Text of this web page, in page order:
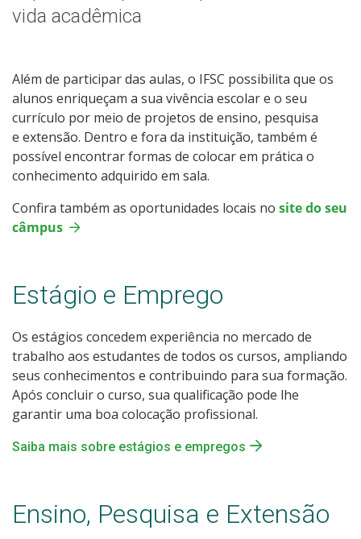
vida acadêmica
Além de participar das aulas, o IFSC possibilita que os
alunos enriqueçam a sua vivência escolar e o seu
currículo por meio de projetos de ensino, pesquisa
e extensão. Dentro e fora da instituição, também é
possível encontrar formas de colocar em prática o
conhecimento adquirido em sala.
Confira também as oportunidades locais no site do seu
câmpus
Estágio e Emprego
Os estágios concedem experiência no mercado de
trabalho aos estudantes de todos os cursos, ampliando
seus conhecimentos e contribuindo para sua formação.
Após concluir o curso, sua qualificação pode lhe
garantir uma boa colocação profissional.
Saiba mais sobre estágios e empregos
Ensino, Pesquisa e Extensão